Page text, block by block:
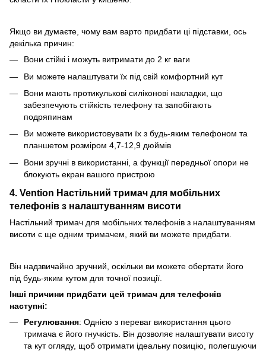
Якщо ви думаєте, чому вам варто придбати ці підставки, ось
декілька причин:
Вони стійкі і можуть витримати до 2 кг ваги
Ви можете налаштувати їх під свій комфортний кут
Вони мають протикулькові силіконові накладки, що
забезпечують стійкість телефону та запобігають
подряпинам
Ви можете використовувати їх з будь-яким телефоном та
планшетом розміром 4,7-12,9 дюймів
Вони зручні в використанні, а функції передньої опори не
блокують екран вашого пристрою
4. Vention Настільний тримач для мобільних
телефонів з налаштуванням висоти
Настільний тримач для мобільних телефонів з налаштуванням
висоти є ще одним тримачем, який ви можете придбати.
Він надзвичайно зручний, оскільки ви можете обертати його
під будь-яким кутом для точної позиції.
Інші причини придбати цей тримач для телефонів
наступні:
Регулювання: Однією з переваг використання цього
тримача є його гнучкість. Він дозволяє налаштувати висоту
та кут огляду, щоб отримати ідеальну позицію, полегшуючи